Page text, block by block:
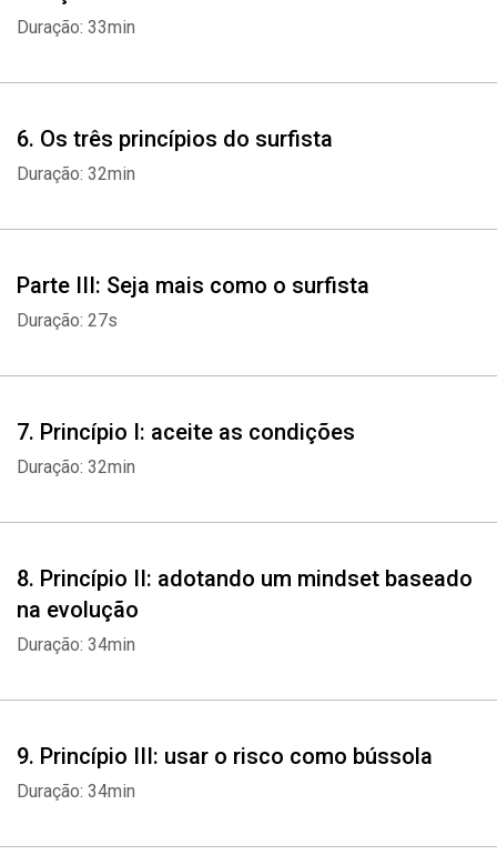
Duração: 33min
6. Os três princípios do surfista
Duração: 32min
Parte III: Seja mais como o surfista
Duração: 27s
7. Princípio I: aceite as condições
Duração: 32min
8. Princípio II: adotando um mindset baseado
na evolução
Duração: 34min
9. Princípio III: usar o risco como bússola
Duração: 34min